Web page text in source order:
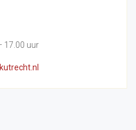
17.00 uur